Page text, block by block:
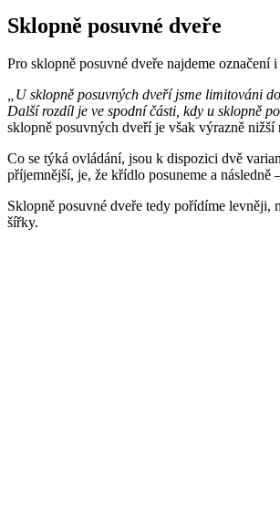
Sklopně posuvné dveře
Pro sklopně posuvné dveře najdeme označení
„U sklopně posuvných dveří jsme limitováni
Další rozdíl je ve spodní části, kdy u sklopně
sklopně posuvných dveří je však výrazně nižší
Co se týká ovládání, jsou k dispozici dvě
příjemnější, je, že křídlo posuneme a
Sklopně posuvné dveře tedy pořídíme levněji,
šířky.